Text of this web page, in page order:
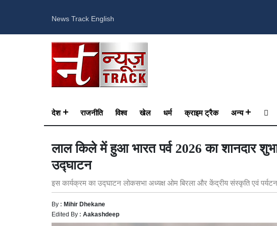
News Track English
देश राजनीति विश्व खेल धर्म क्राइम ट्रैक अन्य
लाल किले में हुआ भारत पर्व 2026 का शानदार
उद्घाटन
इस कार्यक्रम का उद्घाटन लोकसभा अध्यक्ष ओम बिरला और केंद्रीय संस्कृति एवं
By :Mihir Dhekane
Edited By :Aakashdeep